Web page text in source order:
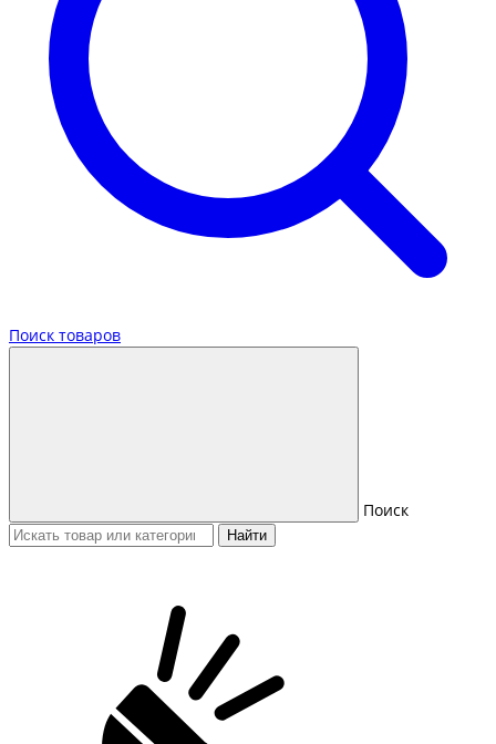
Поиск товаров
Поиск
Найти